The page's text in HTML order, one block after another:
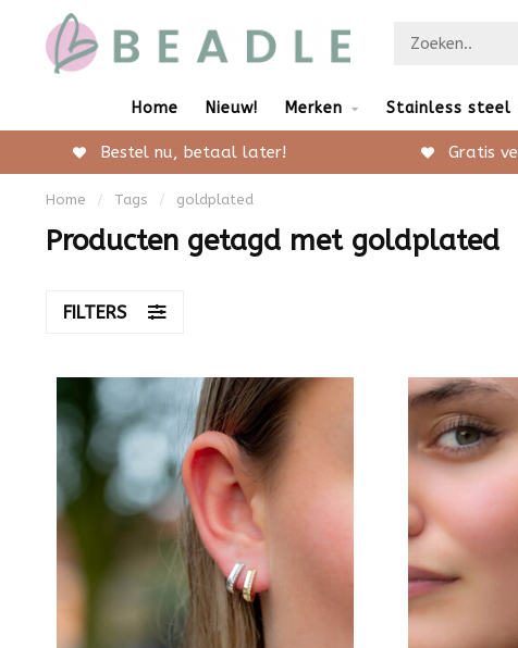
Home Nieuw! Merken Stainless steel
Bestel nu, betaal later! Gratis
Home / Tags / goldplated
Producten getagd met goldplated
FILTERS